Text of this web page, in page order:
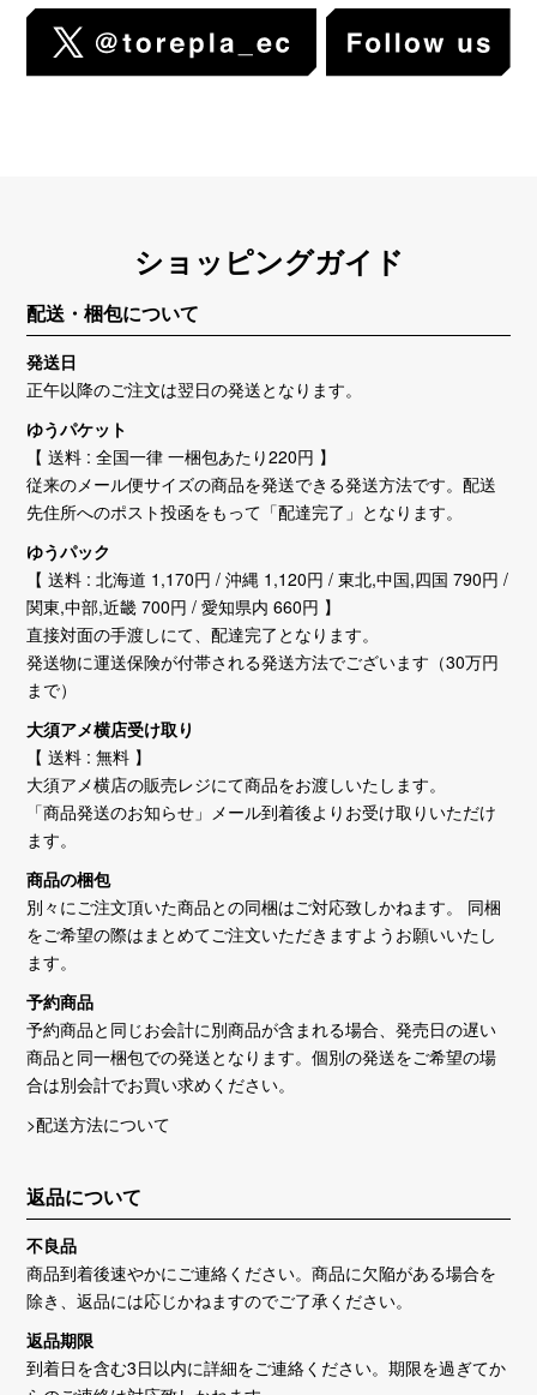
ショッピングガイド
配送・梱包について
発送日
正午以降のご注文は翌日の発送となります。
ゆうパケット
【 送料 : 全国一律 一梱包あたり220円 】
従来のメール便サイズの商品を発送できる発送方法です。配送
先住所へのポスト投函をもって「配達完了」となります。
ゆうパック
【 送料 : 北海道 1,170円 / 沖縄 1,120円 / 東北,中国,四国 790円 /
関東,中部,近畿 700円 / 愛知県内 660円 】
直接対面の手渡しにて、配達完了となります。
発送物に運送保険が付帯される発送方法でございます（30万円
まで）
大須アメ横店受け取り
【 送料 : 無料 】
大須アメ横店の販売レジにて商品をお渡しいたします。
「商品発送のお知らせ」メール到着後よりお受け取りいただけ
ます。
商品の梱包
別々にご注文頂いた商品との同梱はご対応致しかねます。 同梱
をご希望の際はまとめてご注文いただきますようお願いいたし
ます。
予約商品
予約商品と同じお会計に別商品が含まれる場合、発売日の遅い
商品と同一梱包での発送となります。個別の発送をご希望の場
合は別会計でお買い求めください。
>配送方法について
返品について
不良品
商品到着後速やかにご連絡ください。商品に欠陥がある場合を
除き、返品には応じかねますのでご了承ください。
返品期限
到着日を含む3日以内に詳細をご連絡ください。期限を過ぎてか